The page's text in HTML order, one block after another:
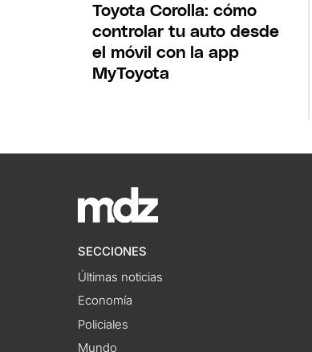
Toyota Corolla: cómo
controlar tu auto desde
el móvil con la app
MyToyota
SECCIONES
Últimas noticias
Economía
Policiales
Mundo